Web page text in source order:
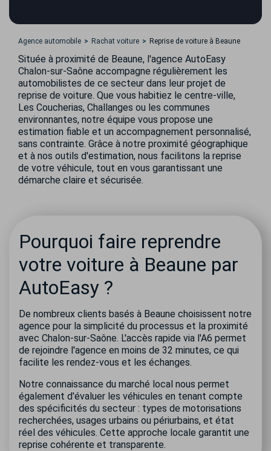
Agence automobile Rachat voiture Reprise de voiture à Beaune
Située à proximité de Beaune, l'agence AutoEasy
Chalon-sur-Saône accompagne régulièrement les
automobilistes de ce secteur dans leur projet de
reprise de voiture. Que vous habitiez le centre-ville,
Les Coucherias, Challanges ou les communes
environnantes, notre équipe vous propose une
estimation fiable et un accompagnement personnalisé,
sans contrainte. Grâce à notre proximité géographique
et à nos outils d'estimation, nous facilitons la reprise
de votre véhicule, tout en vous garantissant une
démarche claire et sécurisée.
Pourquoi faire reprendre
votre voiture à Beaune par
AutoEasy ?
De nombreux clients basés à Beaune choisissent notre
agence pour la simplicité du processus et la proximité
avec Chalon-sur-Saône. L'accès rapide via l'A6 permet
de rejoindre l'agence en moins de 32 minutes, ce qui
facilite les rendez-vous et les échanges.
Notre connaissance du marché local nous permet
également d'évaluer les véhicules en tenant compte
des spécificités du secteur : types de motorisations
recherchées, usages urbains ou périurbains, et état
réel des véhicules. Cette approche locale garantit une
reprise cohérente et transparente.